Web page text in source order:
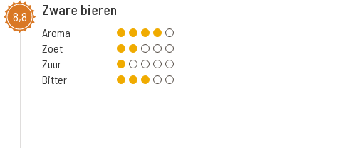
8,8 Zware bieren
Aroma
Zoet
Zuur
Bitter